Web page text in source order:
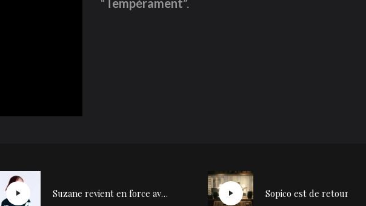
“ Tempérament”.
Suzane revient en force avec “Mouvement”